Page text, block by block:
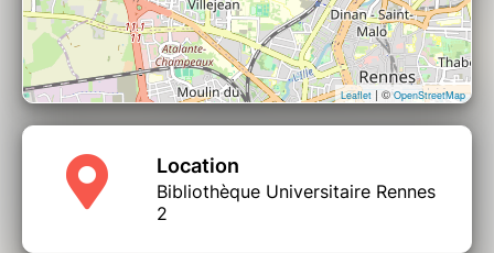
Leaflet | ©OpenStreetMap
Location
Bibliothèque Universitaire Rennes
2